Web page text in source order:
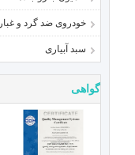
خودروی ضد گرد و غبار
سبد آبیاری
گواهی